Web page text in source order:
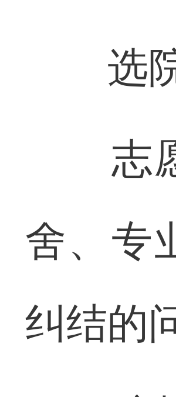
选院
志愿
舍、专
纠结的